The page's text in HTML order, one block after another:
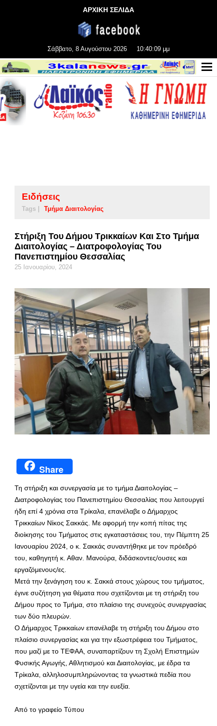
ΑΡΧΙΚΗ ΣΕΛΙΔΑ
Σάββατο, 8 Αυγούστου 2026 10:40:09 μμ
Ειδήσεις
Tags | Τμήμα Διαιτολογίας
Στήριξη Του Δήμου Τρικκαίων Και Στο Τμήμα
Διαιτολογίας – Διατροφολογίας Του
Πανεπιστημίου Θεσσαλίας
25 Ιανουαρίου, 2024
Share
Τη στήριξη και συνεργασία με το τμήμα Διαιτολογίας –
Διατροφολογίας του Πανεπιστημίου Θεσσαλίας που λειτουργεί
ήδη επί 4 χρόνια στα Τρίκαλα, επανέλαβε ο Δήμαρχος
Τρικκαίων Νίκος Σακκάς. Με αφορμή την κοπή πίτας της
διοίκησης του Τμήματος στις εγκαταστάσεις του, την Πέμπτη 25
Ιανουαρίου 2024, ο κ. Σακκάς συναντήθηκε με τον πρόεδρό
του, καθηγητή κ. Αθαν. Μανούρα, διδάσκοντες/ουσες και
εργαζόμενους/ες.
Μετά την ξενάγηση του κ. Σακκά στους χώρους του τμήματος,
έγινε συζήτηση για θέματα που σχετίζονται με τη στήριξη του
Δήμου προς το Τμήμα, στο πλαίσιο της συνεχούς συνεργασίας
των δύο πλευρών.
Ο Δήμαρχος Τρικκαίων επανέλαβε τη στήριξη του Δήμου στο
πλαίσιο συνεργασίας και για την εξωστρέφεια του Τμήματος,
που μαζί με το ΤΕΦΑΑ, συναπαρτίζουν τη Σχολή Επιστημών
Φυσικής Αγωγής, Αθλητισμού και Διαιτολογίας, με έδρα τα
Τρίκαλα, αλληλοσυμπληρώνοντας τα γνωστικά πεδία που
σχετίζονται με την υγεία και την ευεξία.
Από το γραφείο Τύπου